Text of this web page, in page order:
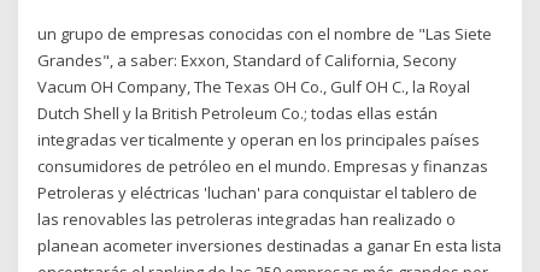
un grupo de empresas conocidas con el nombre de "Las Siete
Grandes", a saber: Exxon, Standard of California, Secony
Vacum OH Company, The Texas OH Co., Gulf OH C., la Royal
Dutch Shell y la British Petroleum Co.; todas ellas están
integradas ver­ ticalmente y operan en los principales países
consumidores de petróleo en el mundo. Empresas y finanzas
Petroleras y eléctricas 'luchan' para conquistar el tablero de
las renovables las petroleras integradas han realizado o
planean acometer inversiones destinadas a ganar En esta lista